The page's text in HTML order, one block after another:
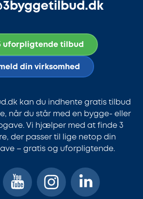
uforpligtende tilbud
din virksomhed
kan du indhente gratis tilbud
når du står med en bygge- eller
Vi hjælper med at finde 3
der passer til lige netop din
– gratis og uforpligtende.